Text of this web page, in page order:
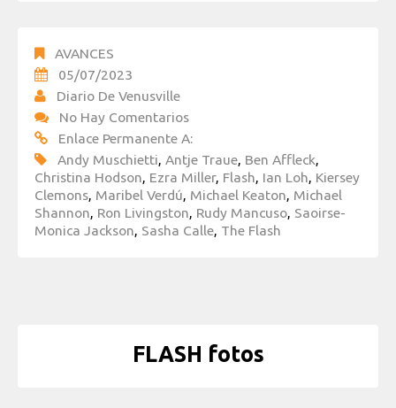
AVANCES
05/07/2023
Diario De Venusville
No Hay Comentarios
Enlace Permanente A:
Andy Muschietti, Antje Traue, Ben Affleck,
Christina Hodson, Ezra Miller, Flash, Ian Loh, Kiersey
Clemons, Maribel Verdú, Michael Keaton, Michael
Shannon, Ron Livingston, Rudy Mancuso, Saoirse-
Monica Jackson, Sasha Calle, The Flash
FLASH fotos